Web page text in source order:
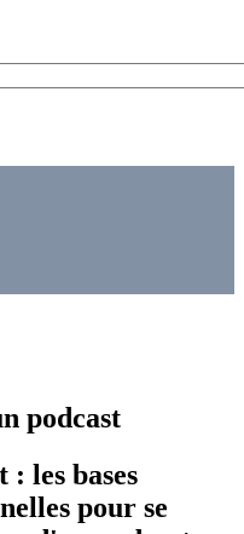
podcast
: les bases
pour se